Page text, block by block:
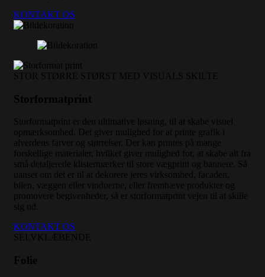
KONTAKT OS
STOR STØRRE STØRST MED VISUALS SKILTE
Storformatprint
Storformatprint er den ultimative løsning, til at skabe visuel
opmærksomhed. Det giver mulighed for at printe grafik i
alverdens farver og størrelser. Der kan printes på mange
forskellige materialer, hvilket giver mulighed for, at skabe alt fra
små detaljerede klistermærker til store vægprint og bannere. Så
uanset om det er til at dekorere jeres virksomhed, facaden,
bilen, væggen eller vinduerne, eller fremhæve produkter og
promovere begivenheder, så er storformatprint vejen til at skille
sig ud.
KONTAKT OS
SELVKLÆBENDE
Folie